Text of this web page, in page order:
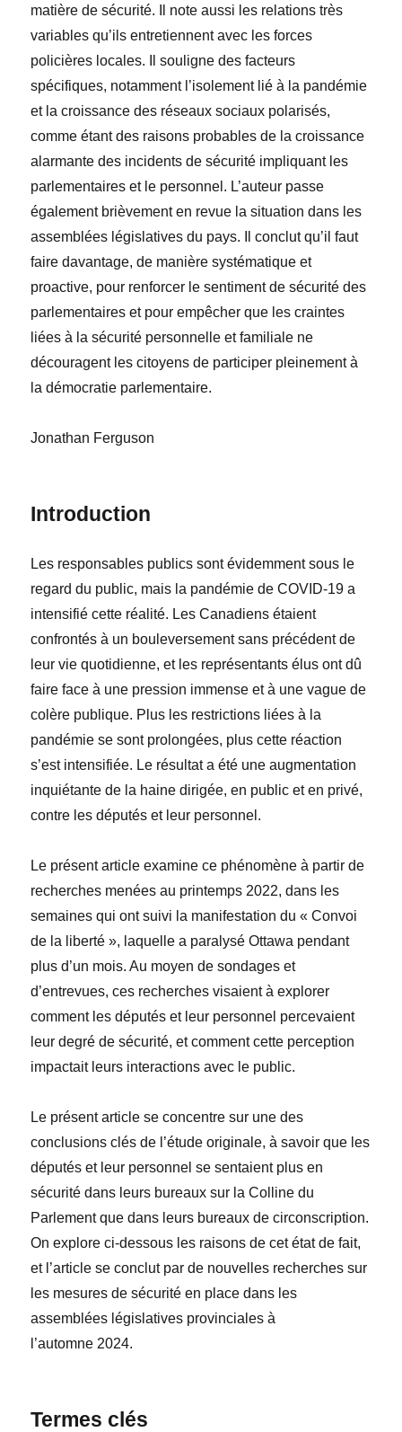
matière de sécurité. Il note aussi les relations très
variables qu’ils entretiennent avec les forces
policières locales. Il souligne des facteurs
spécifiques, notamment l’isolement lié à la pandémie
et la croissance des réseaux sociaux polarisés,
comme étant des raisons probables de la croissance
alarmante des incidents de sécurité impliquant les
parlementaires et le personnel. L’auteur passe
également brièvement en revue la situation dans les
assemblées législatives du pays. Il conclut qu’il faut
faire davantage, de manière systématique et
proactive, pour renforcer le sentiment de sécurité des
parlementaires et pour empêcher que les craintes
liées à la sécurité personnelle et familiale ne
découragent les citoyens de participer pleinement à
la démocratie parlementaire.
Jonathan Ferguson
Introduction
Les responsables publics sont évidemment sous le
regard du public, mais la pandémie de COVID-19 a
intensifié cette réalité. Les Canadiens étaient
confrontés à un bouleversement sans précédent de
leur vie quotidienne, et les représentants élus ont dû
faire face à une pression immense et à une vague de
colère publique. Plus les restrictions liées à la
pandémie se sont prolongées, plus cette réaction
s’est intensifiée. Le résultat a été une augmentation
inquiétante de la haine dirigée, en public et en privé,
contre les députés et leur personnel.
Le présent article examine ce phénomène à partir de
recherches menées au printemps 2022, dans les
semaines qui ont suivi la manifestation du « Convoi
de la liberté », laquelle a paralysé Ottawa pendant
plus d’un mois. Au moyen de sondages et
d’entrevues, ces recherches visaient à explorer
comment les députés et leur personnel percevaient
leur degré de sécurité, et comment cette perception
impactait leurs interactions avec le public.
Le présent article se concentre sur une des
conclusions clés de l’étude originale, à savoir que les
députés et leur personnel se sentaient plus en
sécurité dans leurs bureaux sur la Colline du
Parlement que dans leurs bureaux de circonscription.
On explore ci-dessous les raisons de cetétat de fait,
et l’article seconclut par de nouvelles recherches sur
les mesures de sécurité en place dans les
assemblées législatives provinciales à
l’automne 2024.
Termes clés